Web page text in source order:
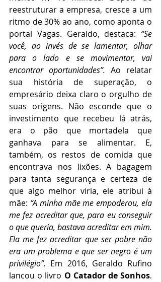
reestruturar a empresa, cresce a um
ritmo de 30% ao ano, como aponta o
portal Vagas. Geraldo, destaca: “Se
você, ao invés de se lamentar, olhar
para o lado e se movimentar, vai
encontrar oportunidades”. Ao relatar
sua história de superação, o
empresário deixa claro o orgulho de
suas origens. Não esconde que o
investimento que recebeu lá atrás,
era o pão que mortadela que
ganhava para se alimentar. E,
também, os restos de comida que
encontrava nos lixões. A bagagem
para tanta segurança e certeza de
que algo melhor viria, ele atribui à
mãe: “A minha mãe me empoderou, ela
me fez acreditar que, para eu conseguir
o que queria, bastava acreditar em mim.
Ela me fez acreditar que ser pobre não
era um problema e que ser negro é um
privilégio”. Em 2016, Geraldo Rufino
lançou o livro O Catador de Sonhos,